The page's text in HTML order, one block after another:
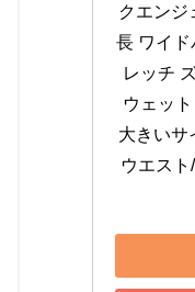
クエンジ
長 ワイド
レッチ
ウェッ
大きいサ
ウエス